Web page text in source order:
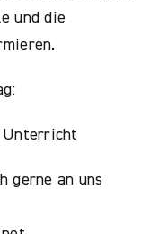
und die
Unterricht
gerne an uns